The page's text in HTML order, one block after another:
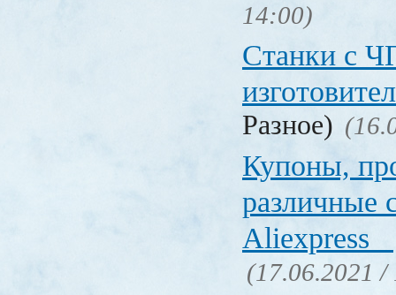
14:00)
Станки с
Разное)
Купоны,
различные
Aliexpress
(17.06.2021 /